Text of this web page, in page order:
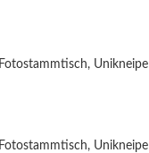
Unikneipe
Unikneipe